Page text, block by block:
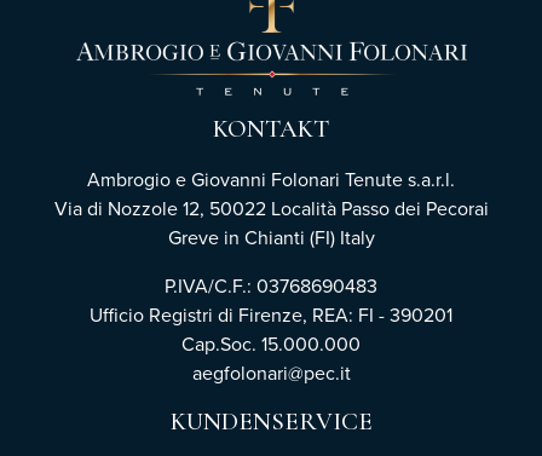
KONTAKT
Ambrogio e Giovanni Folonari Tenute s.a.r.l.
Via di Nozzole 12, 50022 Località Passo dei Pecorai
Greve in Chianti (FI) Italy
P.IVA/C.F.: 03768690483
Ufficio Registri di Firenze, REA: FI - 390201
Cap.Soc. 15.000.000
aegfolonari@pec.it
KUNDENSERVICE